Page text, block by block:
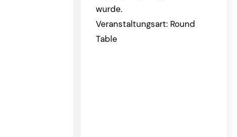
wurde.
Veranstaltungsart: Round
Table